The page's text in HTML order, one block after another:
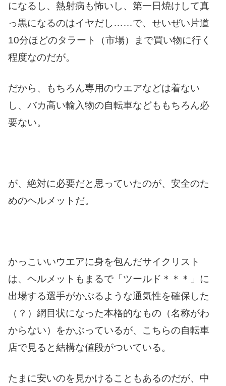
になるし、熱射病も怖いし、第一日焼けして真
っ黒になるのはイヤだし……で、せいぜい片道
10分ほどのタラート（市場）まで買い物に行く
程度なのだが。
だから、もちろん専用のウエアなどは着ない
し、バカ高い輸入物の自転車などももちろん必
要ない。
が、絶対に必要だと思っていたのが、安全のた
めのヘルメットだ。
かっこいいウエアに身を包んだサイクリスト
は、ヘルメットもまるで「ツールド＊＊＊」に
出場する選手がかぶるような通気性を確保した
（？）網目状になった本格的なもの（名称がわ
からない）をかぶっているが、こちらの自転車
店で見ると結構な値段がついている。
たまに安いのを見かけることもあるのだが、中